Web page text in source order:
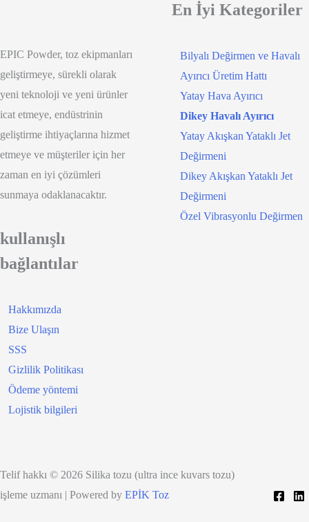
EPIC Powder, toz ekipmanları
geliştirmeye, sürekli olarak
yeni teknoloji ve yeni ürünler
icat etmeye, endüstrinin
geliştirme ihtiyaçlarına hizmet
etmeye ve müşteriler için her
zaman en iyi çözümleri
sunmaya odaklanacaktır.
En İyi Kategoriler
Bilyalı Değirmen ve Havalı
Ayırıcı Üretim Hattı
Yatay Hava Ayırıcı
Dikey Havalı Ayırıcı
Yatay Akışkan Yataklı Jet
Değirmeni
Dikey Akışkan Yataklı Jet
Değirmeni
Özel Vibrasyonlu Değirmen
kullanışlı
bağlantılar
Hakkımızda
Bize Ulaşın
SSS
Gizlilik Politikası
Ödeme yöntemi
Lojistik bilgileri
Telif hakkı © 2026 Silika tozu (ultra ince kuvars tozu)
işleme uzmanı | Powered by EPİK Toz